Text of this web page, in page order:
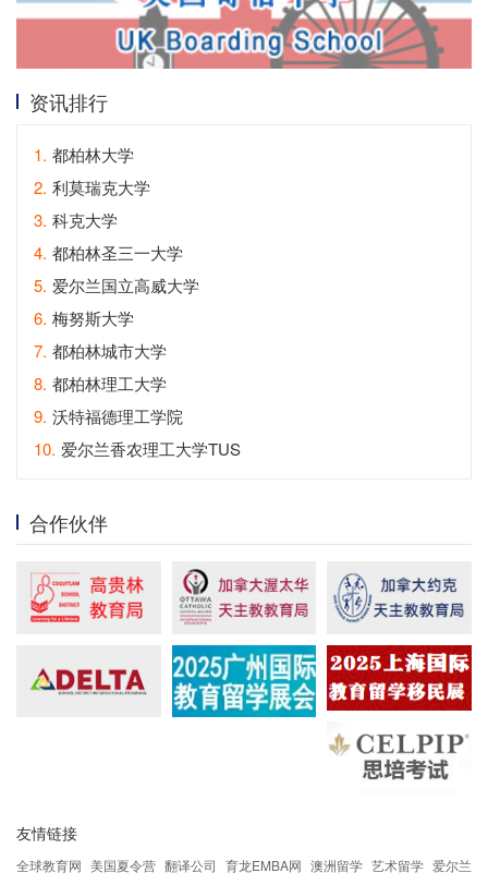
资讯排行
1. 都柏林大学
2. 利莫瑞克大学
3. 科克大学
4. 都柏林圣三一大学
5. 爱尔兰国立高威大学
6. 梅努斯大学
7. 都柏林城市大学
8. 都柏林理工大学
9. 沃特福德理工学院
10. 爱尔兰香农理工大学TUS
合作伙伴
友情链接
全球教育网 美国夏令营 翻译公司 育龙EMBA网 澳洲留学 艺术留学 爱尔兰